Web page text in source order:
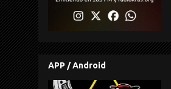
APP / Android